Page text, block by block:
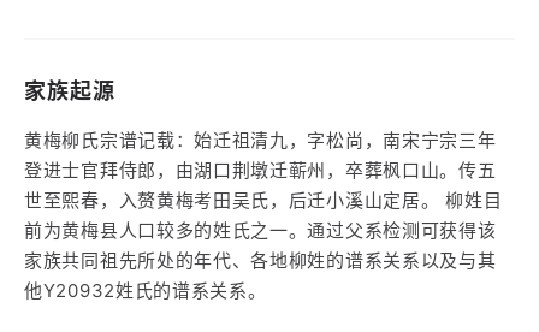
家族起源
黄梅柳氏宗谱记载：始迁祖清九，字松尚，南宋宁宗三年
登进士官拜侍郎，由湖口荆墩迁蕲州，卒葬枫口山。传五
世至熙春，入赘黄梅考田吴氏，后迁小溪山定居。 柳姓目
前为黄梅县人口较多的姓氏之一。通过父系检测可获得该
家族共同祖先所处的年代、各地柳姓的谱系关系以及与其
他Y20932姓氏的谱系关系。